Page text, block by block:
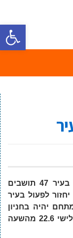
פתח
על פי נתוני העירייה נכון ליום שני יש בעיר 47 תושבים
לפעול בעיר
יהיה בחניון
הרכבת שבמרכז עינב ויפעל מחר, יום שלישי 22.6 מהשעה